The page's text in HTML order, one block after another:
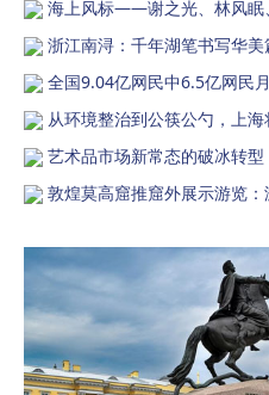
海上风标——谢之光、林风眠
浙江南浔：千年湖笔书写华美
全国9.04亿网民中6.5亿网民
从环境整治到公筷公勺，上
艺术品市场新常态的破冰转型
敦煌莫高窟推窟外展示游览